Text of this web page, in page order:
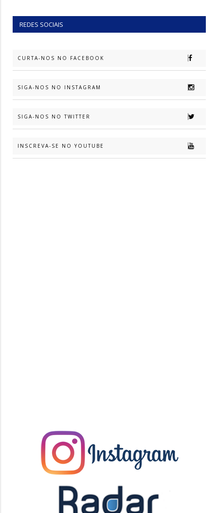
REDES SOCIAIS
CURTA-NOS NO FACEBOOK
SIGA-NOS NO INSTAGRAM
SIGA-NOS NO TWITTER
INSCREVA-SE NO YOUTUBE